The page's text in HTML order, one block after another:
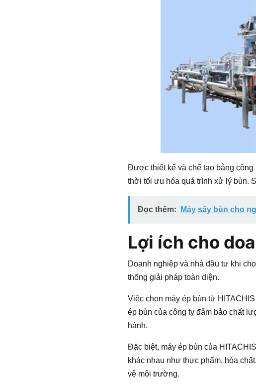
Được thiết kế và chế tạo bằng công
thời tối ưu hóa quá trình xử lý bùn.
Đọc thêm: Máy sấy bùn cho
Lợi ích cho
Doanh nghiệp và nhà đầu tư khi
thống giải pháp toàn diện.
Việc chọn máy ép bùn từ
ép bùn của công ty đảm bảo chất
hành.
Đặc biệt, máy ép bùn của
khác nhau như thực phẩm, hóa
vệ môi trường.